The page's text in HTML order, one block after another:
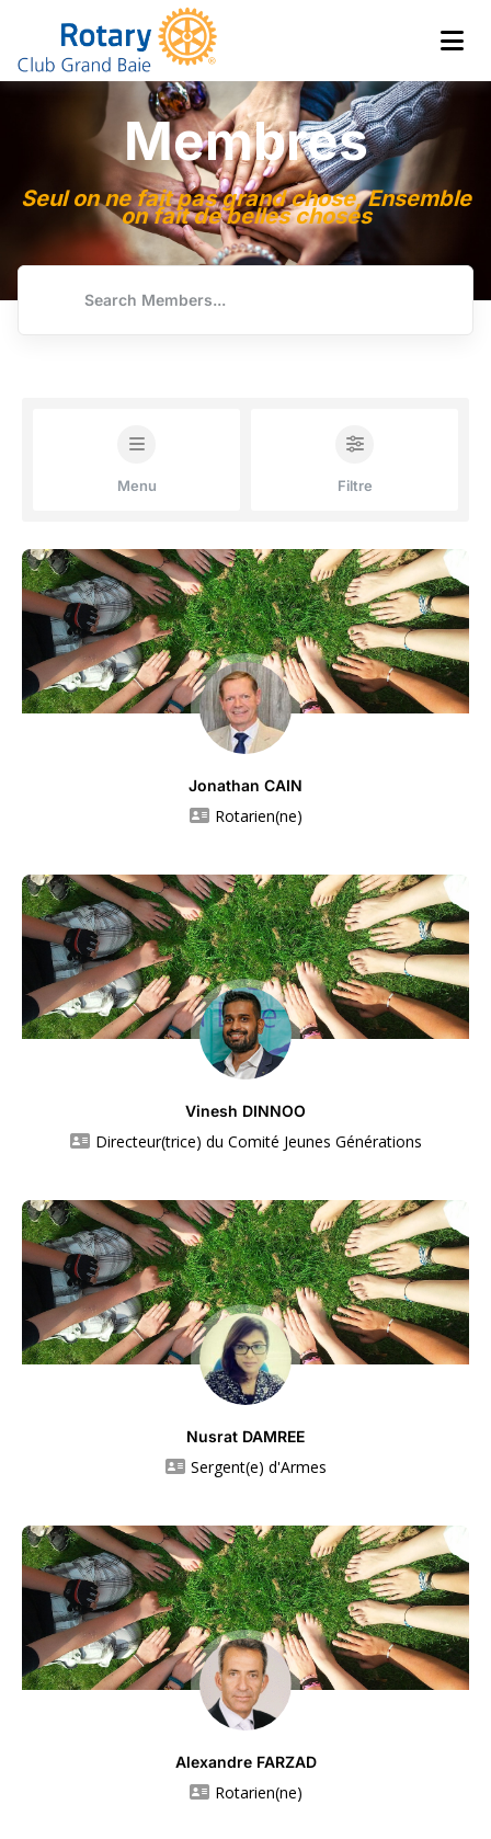
Membres
Seul on ne fait pas grand chose, Ensemble
on fait de belles choses
Menu Filtre
Jonathan CAIN
Rotarien(ne)
Vinesh DINNOO
Directeur(trice) du Comité Jeunes Générations
Nusrat DAMREE
Sergent(e) d'Armes
Alexandre FARZAD
Rotarien(ne)